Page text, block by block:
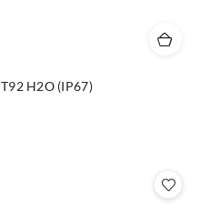
H2O (IP67)